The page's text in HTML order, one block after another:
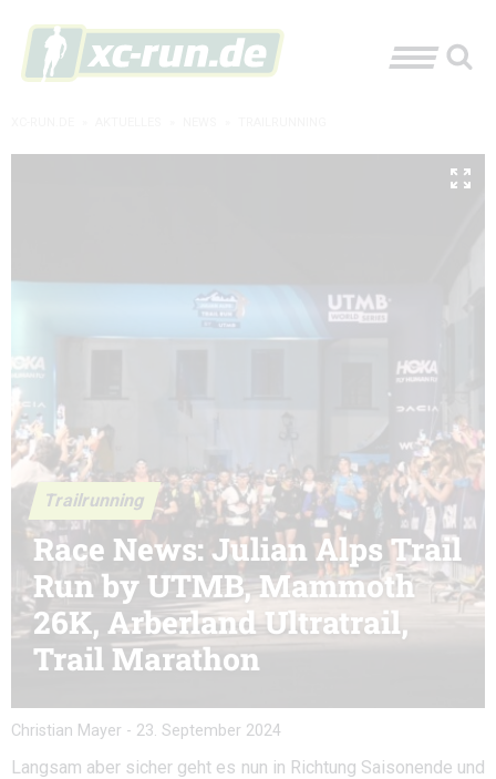
Trailrunning
Race News: Julian Alps Trail
Run by UTMB, Mammoth
26K, Arberland Ultratrail,
Trail Marathon
Christian Mayer - 23. September 2024
Langsam aber sicher geht es nun in Richtung Saisonende und